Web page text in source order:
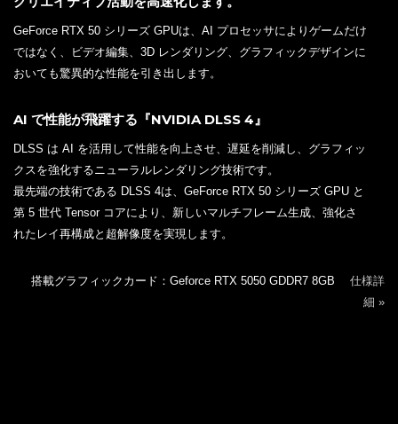
GeForce RTX 50 シリーズ GPUは、AI プロセッサによりゲームだけ
ではなく、ビデオ編集、3D レンダリング、グラフィックデザインに
おいても驚異的な性能を引き出します。
AI で性能が飛躍する『NVIDIA DLSS 4』
DLSS は AI を活用して性能を向上させ、遅延を削減し、グラフィッ
クスを強化するニューラルレンダリング技術です。
最先端の技術である DLSS 4は、GeForce RTX 50 シリーズ GPU と
第 5 世代 Tensor コアにより、新しいマルチフレーム生成、強化さ
れたレイ再構成と超解像度を実現します。
搭載グラフィックカード：Geforce RTX 5050 GDDR7 8GB 仕様詳
細 »